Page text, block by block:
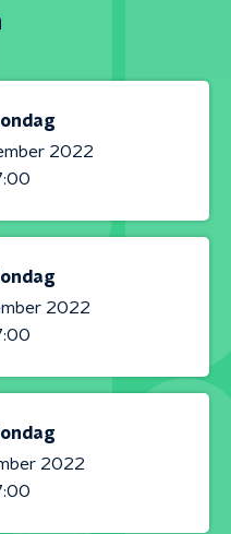
2022
2022
2022